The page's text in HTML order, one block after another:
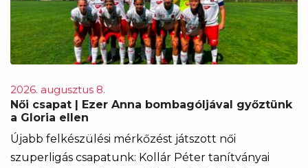
2026. augusztus 8.
Női csapat | Ezer Anna bombagóljával győztünk
a Gloria ellen
Újabb felkészülési mérkőzést játszott női
szuperligás csapatunk: Kollár Péter tanítványai